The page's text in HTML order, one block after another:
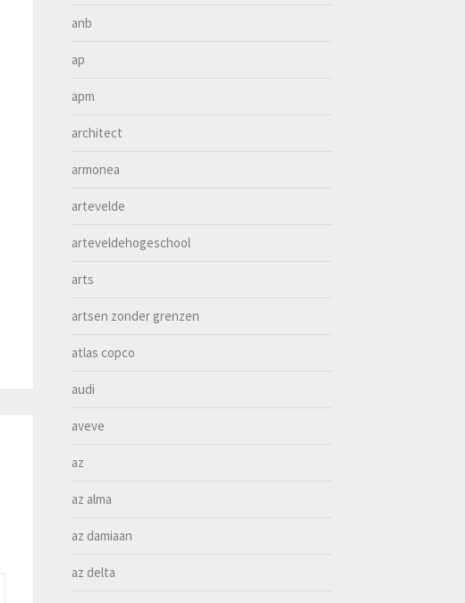
anb
ap
apm
architect
armonea
artevelde
arteveldehogeschool
arts
artsen zonder grenzen
atlas copco
audi
aveve
az
az alma
az damiaan
az delta